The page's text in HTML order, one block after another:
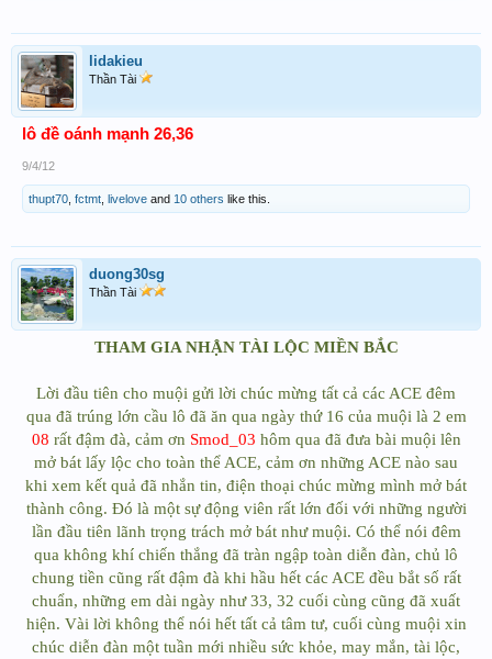
lidakieu
Thần Tài
lô đề oánh mạnh 26,36
9/4/12
thupt70 fctmt livelove and 10 others like this.
duong30sg
Thần Tài
THAM GIA NHẬN TÀI LỘC MIỀN BẮC
Lời đầu tiên cho muội gửi lời chúc mừng tất cả các ACE đêm
qua đã trúng lớn cầu lô đã ăn qua ngày thứ 16 của muội là 2 em
08 rất đậm đà, cảm ơn Smod_03 hôm qua đã đưa bài muội lên
mở bát lấy lộc cho toàn thể ACE, cảm ơn những ACE nào sau
khi xem kết quả đã nhắn tin, điện thoại chúc mừng mình mở bát
thành công. Đó là một sự động viên rất lớn đối với những người
lần đầu tiên lãnh trọng trách mở bát như muội. Có thể nói đêm
qua không khí chiến thắng đã tràn ngập toàn diễn đàn, chủ lô
chung tiền cũng rất đậm đà khi hầu hết các ACE đều bắt số rất
chuẩn, những em dài ngày như 33, 32 cuối cùng cũng đã xuất
hiện. Vài lời không thể nói hết tất cả tâm tư, cuối cùng muội xin
chúc diễn đàn một tuần mới nhiều sức khỏe, may mắn, tài lộc,